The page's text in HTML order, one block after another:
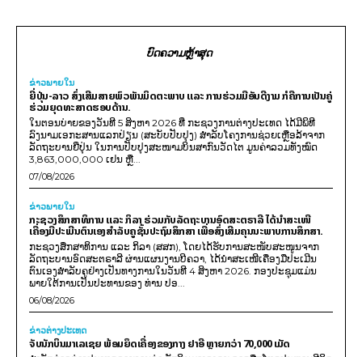
ບົດຄວາມຫຼ້າສຸດ
ຂ່າວພາຍ​ໃນ
ຍີ່ປຸ່ນ-ລາວ ສົ່ງເສີມສາຍພົວພັນມິດຕະພາບ ແລະ ການຮ່ວມມືອັນດີງາມ ກໍຄືການເປັນຄູ່
ຮ່ວມຍຸດທະສາດຮອບດ້ານ.
ໃນຕອນບ່າຍຂອງວັນທີ 5 ສິງຫາ 2026 ທີ່ ກະຊວງການຕ່າງປະເທດ ໄດ້ມີພິທີ
ລົງນາມເອກະສານແລກປ່ຽນ (ສະບັບປັບປຸງ) ສໍາລັບໂຄງການຊ່ວຍເຫຼືອລ້າຈາກ
ລັດຖະບານຍີ່ປຸ່ນ ໃນການປັບປຸງສະໜາມບິນສາກົນວັດໄຕ ມູນຄ່າລວມທັງໝົດ
3,863,000,000 ເຢນ ຫຼື...
07/08/2026
ຂ່າວພາຍ​ໃນ
ກະຊວງສຶກສາທິການ ແລະ ກິລາ ຮ່ວມກັບລັດຖະບານອົດສະຕຣາລີ ໄດ້ນຳສະເໜີ
ເຄື່ອງມືປະເມີນຕົນເອງສຳລັບຄູຊັ້ນປະຖົມສຶກສາ ເພື່ອສົ່ງເສີມຄຸນນະພາບການສຶກສາ.
ກະຊວງສຶກສາທິການ ແລະ ກິລາ (ສສກ), ໂດຍໄດ້ຮັບການສະໜັບສະໜູນຈາກ
ລັດຖະບານອົດສະຕຣາລີ ຜ່ານແຜນງານບີຄວາ, ໄດ້ນຳສະເໜີເຄື່ອງມືປະເມີນ
ຕົນເອງສຳລັບຄູຢ່າງເປັນທາງການໃນວັນທີ 4 ສິງຫາ 2026. ກອງປະຊຸມແມ່ນ
ພາຍໃຕ້ການເປັນປະທານຂອງ ທ່ານ ປອ...
06/08/2026
ຂ່າວຕ່າງປະເທດ
ຈັບນັກບິນມາເລເຊຍ ພ້ອມຍຶດເຄື່ອງຂອງກາງ ຢາອີ ຫຼາຍກວ່າ 70,000 ເມັດ